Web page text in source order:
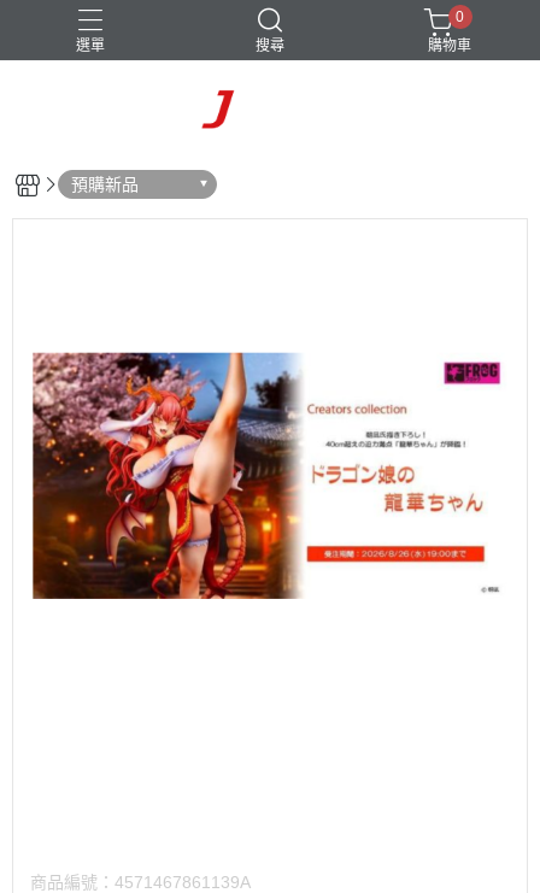
選單 搜尋
0
購物車
預購新品
商品編號： 4571467861139A